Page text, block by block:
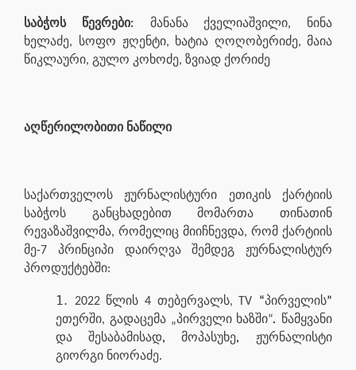
საბჭოს წევრები:
მანანა ქველიაშვილი, ნინა
ხელაძე,
სოფო ჟღენტი, ხატია ღოღობერიძე, მაია
წიკლაური, გულო კოხოძე, ზვიად ქორიძე
აღწერილობითი ნაწილი
საქართველოს ჟურნალისტური ეთიკის ქარტიის
საბჭოს განცხადებით მომართა თინათინ
რევაზაშვილმა, რომელიც მიიჩნევდა, რომ ქარტიის
მე-7 პრინციპი დაირღვა შემდეგ ჟურნალისტურ
პროდუქტებში:
2022 წლის 4 თებერვალს, TV “პირველის”
ეთერში, გადაცემა „პირველი ხაზში“. წამყვანი
და შესაბამისად, მოპასუხე,
ჟურნალისტი
გიორგი ნიორაძე.